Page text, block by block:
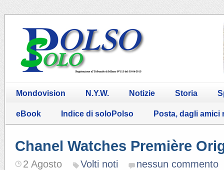
Mondovision N.Y.W. Notizie Storia
eBook Indice di soloPolso Posta, dagli amici
Chanel Watches Première
2 Agosto Volti noti nessun commento